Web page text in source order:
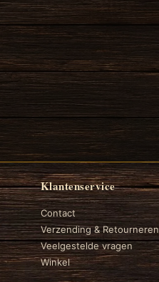
Klantenservice
Contact
Verzending & Retourneren
Veelgestelde vragen
Winkel